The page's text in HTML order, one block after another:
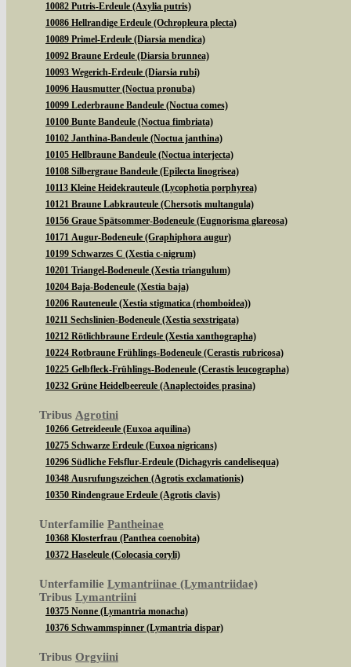
10082 Putris-Erdeule (Axylia putris)
10086 Hellrandige Erdeule (Ochropleura plecta)
10089 Primel-Erdeule (Diarsia mendica)
10092 Braune Erdeule (Diarsia brunnea)
10093 Wegerich-Erdeule (Diarsia rubi)
10096 Hausmutter (Noctua pronuba)
10099 Lederbraune Bandeule (Noctua comes)
10100 Bunte Bandeule (Noctua fimbriata)
10102 Janthina-Bandeule (Noctua janthina)
10105 Hellbraune Bandeule (Noctua interjecta)
10108 Silbergraue Bandeule (Epilecta linogrisea)
10113 Kleine Heidekrauteule (Lycophotia porphyrea)
10121 Braune Labkrauteule (Chersotis multangula)
10156 Graue Spätsommer-Bodeneule (Eugnorisma glareosa)
10171 Augur-Bodeneule (Graphiphora augur)
10199 Schwarzes C (Xestia c-nigrum)
10201 Triangel-Bodeneule (Xestia triangulum)
10204 Baja-Bodeneule (Xestia baja)
10206 Rauteneule (Xestia stigmatica (rhomboidea))
10211 Sechslinien-Bodeneule (Xestia sexstrigata)
10212 Rötlichbraune Erdeule (Xestia xanthographa)
10224 Rotbraune Frühlings-Bodeneule (Cerastis rubricosa)
10225 Gelbfleck-Frühlings-Bodeneule (Cerastis leucographa)
10232 Grüne Heidelbeereule (Anaplectoides prasina)
Tribus Agrotini
10266 Getreideeule (Euxoa aquilina)
10275 Schwarze Erdeule (Euxoa nigricans)
10296 Südliche Felsflur-Erdeule (Dichagyris candelisequa)
10348 Ausrufungszeichen (Agrotis exclamationis)
10350 Rindengraue Erdeule (Agrotis clavis)
Unterfamilie Pantheinae
10368 Klosterfrau (Panthea coenobita)
10372 Haseleule (Colocasia coryli)
Unterfamilie Lymantriinae (Lymantriidae)
Tribus Lymantriini
10375 Nonne (Lymantria monacha)
10376 Schwammspinner (Lymantria dispar)
Tribus Orgyiini